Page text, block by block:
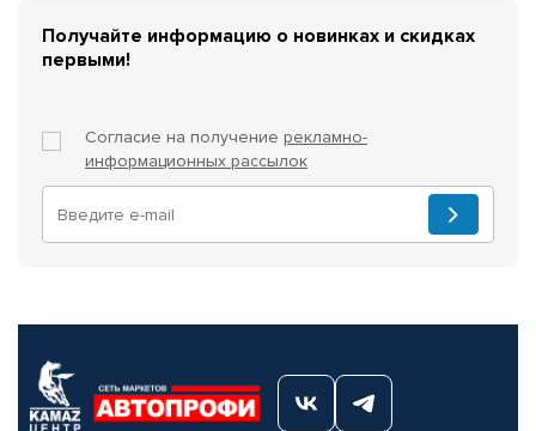
Получайте информацию о новинках и скидках
первыми!
Согласие на получение рекламно-
информационных рассылок